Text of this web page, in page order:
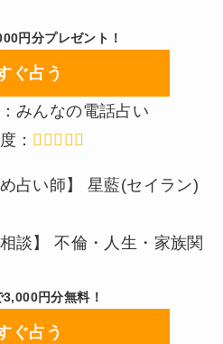
円分プレゼント！
ぐ占う
みんなの電話占い
：
め占い師】 星藍(セイラン)
相談】 不倫・人生・家族関
円分無料！
ぐ占う